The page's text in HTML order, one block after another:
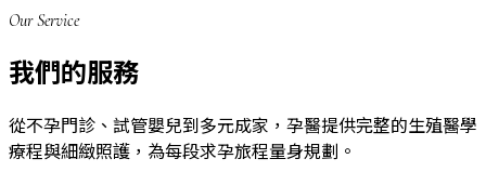
Our Service
我們的服務
從不孕門診、試管嬰兒到多元成家，孕醫提供完整的生殖醫學
療程與細緻照護，為每段求孕旅程量身規劃。